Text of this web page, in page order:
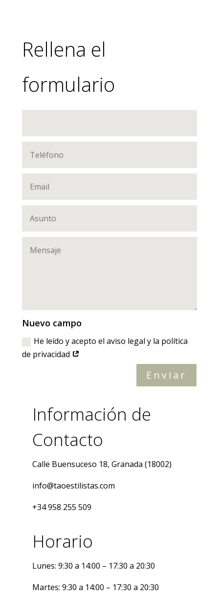
Rellena el
formulario
Nuevo campo
He leído y acepto el aviso legal y la política
de privacidad
Enviar
Información de
Contacto
Calle Buensuceso 18, Granada (18002)
info@taoestilistas.com
+34 958 255 509
Horario
Lunes:9:30 a 14:00 – 17:30 a 20:30
Martes:9:30 a 14:00 – 17:30 a 20:30